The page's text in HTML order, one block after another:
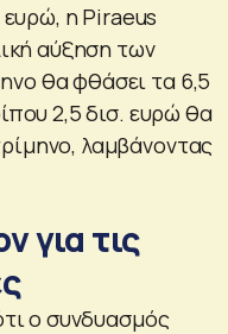
ευρώ, η Piraeus
αύξηση των
θα φθάσει τα 6,5
2,5 δισ. ευρώ θα
λαμβάνοντας
για τις
ο συνδυασμός